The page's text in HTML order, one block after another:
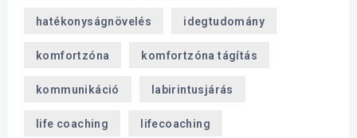
hatékonyságnövelés idegtudomány
komfortzóna komfortzóna tágítás
kommunikáció labirintusjárás
life coaching lifecoaching